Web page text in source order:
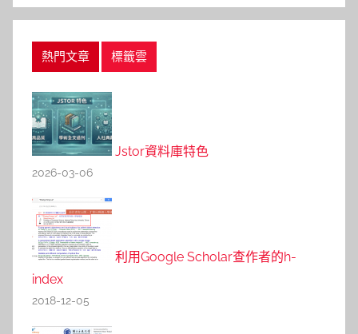
熱門文章 標籤雲
Jstor資料庫特色
2026-03-06
利用Google Scholar查作者的h-
index
2018-12-05